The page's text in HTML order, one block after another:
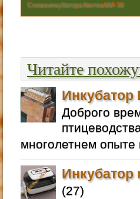
Схема инкубатора Квочка МИ-30
Читайте
Инкубатор
Доброго
многолетнем
Инкубатор
(27)